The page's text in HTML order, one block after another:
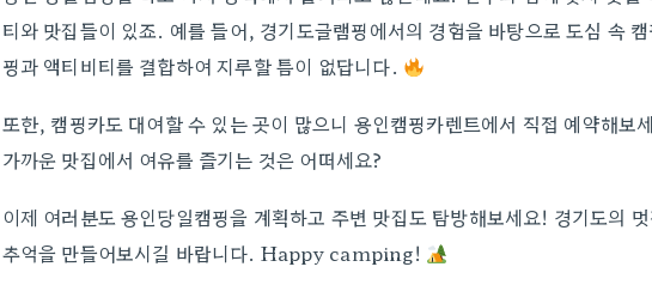
티와 맛집들이 있죠. 예를 들어, 경기도글램핑에서의 경험을 바탕으로 도심 속
핑과 액티비티를 결합하여 지루할 틈이 없답니다.
또한, 캠핑카도 대여할 수 있는 곳이 많으니 용인캠핑카렌트에서 직접 예약해보
가까운 맛집에서 여유를 즐기는 것은 어떠세요?
이제 여러분도 용인당일캠핑을 계획하고 주변 맛집도 탐방해보세요! 경기도의
추억을 만들어보시길 바랍니다. Happy camping!